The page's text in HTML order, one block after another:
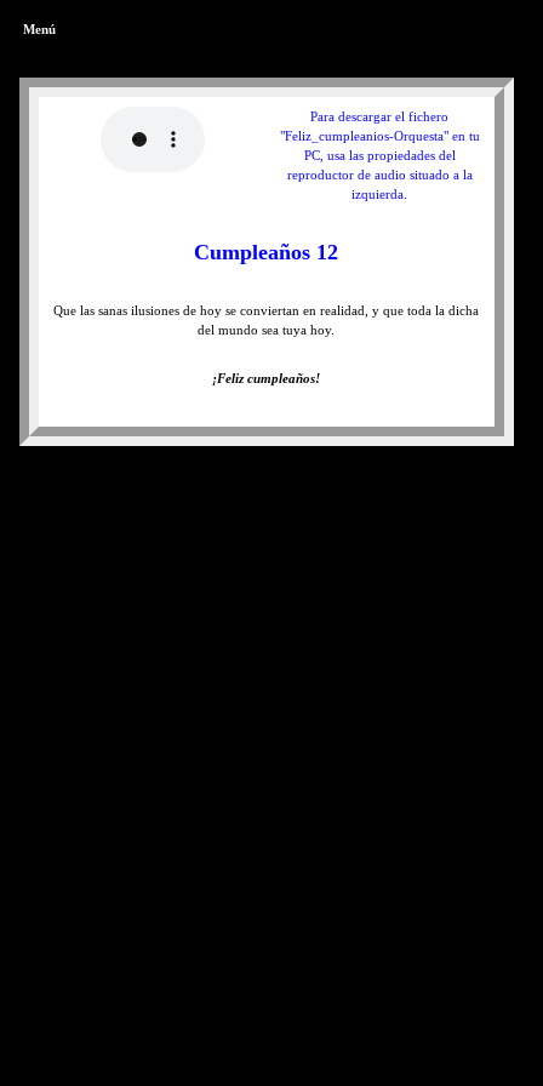
Menú
Para descargar el fichero
"Feliz_cumpleanios-Orquesta" en tu
PC, usa las propiedades del
reproductor de audio situado a la
izquierda.
Cumpleaños 12
Que las sanas ilusiones de hoy se conviertan en realidad, y que toda la dicha
del mundo sea tuya hoy.
¡Feliz cumpleaños!